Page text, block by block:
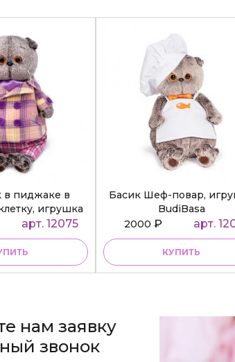
в пиджаке в
игрушка
арт. 12075
Басик Шеф-повар,
BudiBasa
2000₽ арт.
КУПИТЬ
нам заявку
звонок